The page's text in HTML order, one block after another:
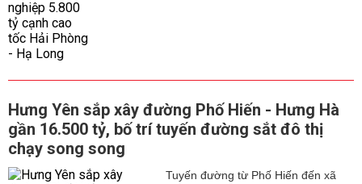
Hưng Yên sắp xây đường Phố Hiến - Hưng Hà
gần 16.500 tỷ, bố trí tuyến đường sắt đô thị
chạy song song
Tuyến đường từ Phố Hiến đến xã